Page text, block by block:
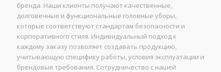
бренда. Наши клиенты получают качественные,
долговечные и функциональные головные уборы,
которые соответствуют стандартам безопасности и
корпоративного стиля. Индивидуальный подход к
каждому заказу позволяет создавать продукцию,
учитывающую специфику работы, условия эксплуатации и
брендовые требования. Сотрудничество с нашей